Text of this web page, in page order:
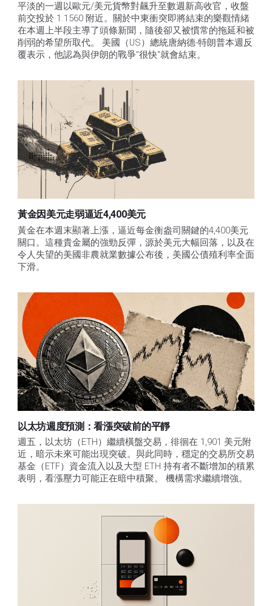
平淡的一週以歐元/美元貨幣對飆升至數週新高收官，收盤
前交投於 1.1560 附近。關於中東衝突即將結束的樂觀情緒
在本週上半段主導了頭條新聞，隨後卻又被慣常的拖延和被
削弱的希望所取代。 美國（US）總統唐納德-特朗普本週反
覆表示，他認為與伊朗的戰爭"很快"就會結束。
黃金因美元走弱逼近4,400美元
黃金在本週末顯著上漲，逼近每金衡盎司關鍵的4,400美元
關口。這種貴金屬的強勁反彈，源於美元大幅回落，以及在
令人失望的美國非農就業數據公布後，美國公債殖利率全面
下滑。
以太坊週度預測：看漲突破前的平靜
週五，以太坊（ETH）繼續橫盤交易，徘徊在 1,901 美元附
近，暗示未來可能出現突破。與此同時，穩定的交易所交易
基金（ETF）資金流入以及大型 ETH 持有者不斷增加的積累
表明，看漲壓力可能正在暗中積聚。 機構需求繼續增強。